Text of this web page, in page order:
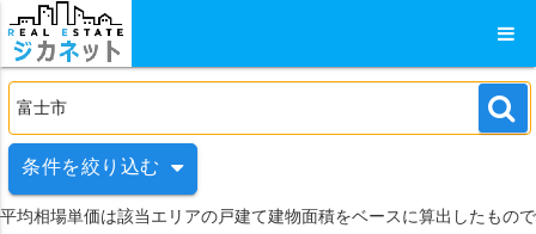
条件を絞り込む
平均相場単価は該当エリアの戸建て建物面積をベースに算出したもので